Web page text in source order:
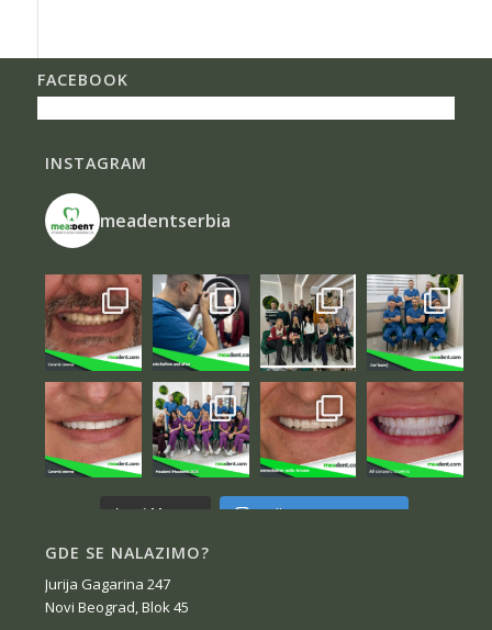
FACEBOOK
INSTAGRAM
meadentserbia
Load More... Follow on Instagram
GDE SE NALAZIMO?
Jurija Gagarina 247
Novi Beograd, Blok 45